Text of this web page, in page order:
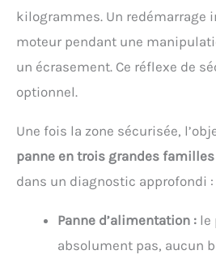
kilogrammes. Un redémarrage
moteur pendant une
un écrasement. Ce réflexe de
optionnel.
Une fois la zone sécurisée,
panne en trois grandes familles
dans un diagnostic approfondi :
Panne d’alimentation : le
absolument pas, aucun